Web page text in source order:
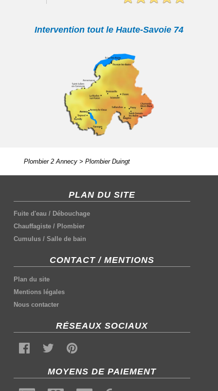
Intervention tout le Haute-Savoie 74
Plombier 2 Annecy> Plombier Duingt
PLAN DU SITE
Fuite d'eau / Débouchage
Chauffagiste / Plombier
Cumulus /Salle de bain
CONTACT / MENTIONS
Plan du site
Mentions légales
Nous contacter
RÉSEAUX SOCIAUX
MOYENS DE PAIEMENT